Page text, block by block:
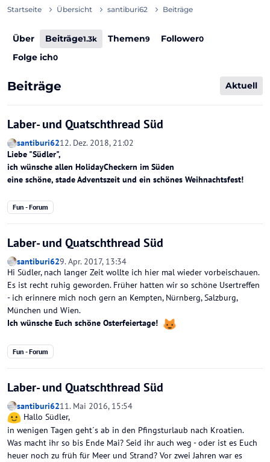
Startseite Übersicht santiburi62 Beiträge
Über Beiträge1.3k Themen9 Follower0
Folge ich0
Beiträge Aktuell
Laber- und Quatschthread Süd
santiburi6212. Dez. 2018, 21:02
Liebe "Südler",
ich wünsche allen HolidayCheckern im Süden
eine schöne, stade Adventszeit und ein schönes Weihnachtsfest!
Fun - Forum
Laber- und Quatschthread Süd
santiburi629. Apr. 2017, 13:34
Hi Südler, nach langer Zeit wollte ich hier mal wieder vorbeischauen.
Es ist recht ruhig geworden. Früher hatten wir so schöne Usertreffen
- ich erinnere mich noch gern an Kempten, Nürnberg, Salzburg,
München und Wien.
Ich wünsche Euch schöne Osterfeiertage!
Fun - Forum
Laber- und Quatschthread Süd
santiburi6211. Mai 2016, 15:54
Hallo Südler,
in wenigen Tagen geht´s ab in den Pfingsturlaub nach Kroatien.
Was macht ihr so bis Ende Mai? Seid ihr auch weg - oder ist es Euch
heuer noch zu früh für Meer und Strand? Vor zwei Jahren war es